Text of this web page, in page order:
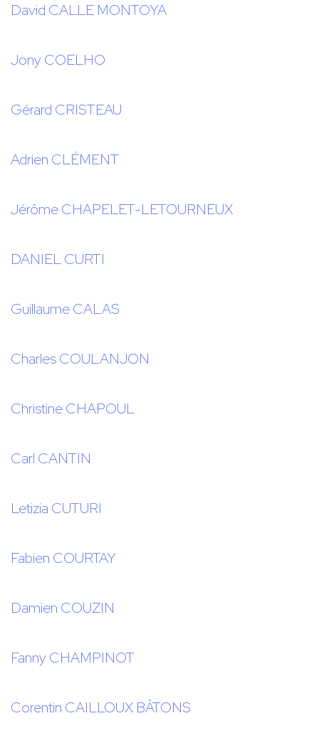
David CALLE MONTOYA
Jony COELHO
Gérard CRISTEAU
Adrien CLÉMENT
Jérôme CHAPELET-LETOURNEUX
DANIEL CURTI
Guillaume CALAS
Charles COULANJON
Christine CHAPOUL
Carl CANTIN
Letizia CUTURI
Fabien COURTAY
Damien COUZIN
Fanny CHAMPINOT
Corentin CAILLOUX BÂTONS